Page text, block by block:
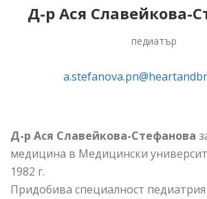
Д-р Ася Славейкова-
педиатър
Д-р Ася Славейкова-Стефанова
медицина в Медицински
1982 г.
Придобива специалност педиатрия